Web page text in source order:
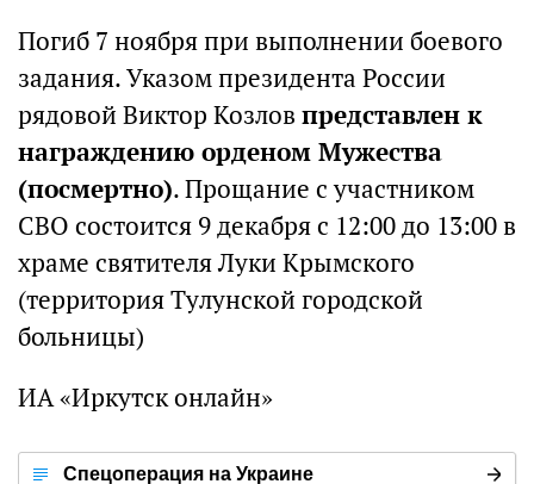
Погиб 7 ноября при выполнении боевого
задания. Указом президента России
рядовой Виктор Козлов представлен к
награждению орденом Мужества
(посмертно). Прощание с участником
СВО состоится 9 декабря с 12:00 до 13:00 в
храме святителя Луки Крымского
(территория Тулунской городской
больницы)
ИА «Иркутск онлайн»
Спецоперация на Украине